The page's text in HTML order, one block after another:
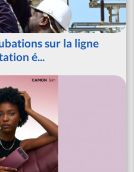
sur la ligne
é...